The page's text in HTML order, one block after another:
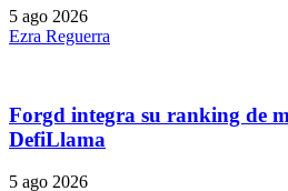
5 ago 2026
Ezra Reguerra
Forgd integra su ranking de
DefiLlama
5 ago 2026